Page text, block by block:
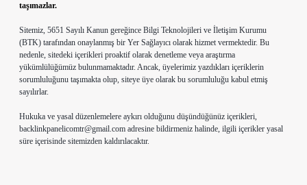
taşımazlar.
Sitemiz, 5651 Sayılı Kanun gereğince Bilgi Teknolojileri ve İletişim Kurumu
(BTK) tarafından onaylanmış bir Yer Sağlayıcı olarak hizmet vermektedir. Bu
nedenle, sitedeki içerikleri proaktif olarak denetleme veya araştırma
yükümlülüğümüz bulunmamaktadır. Ancak, üyelerimiz yazdıkları içeriklerin
sorumluluğunu taşımakta olup, siteye üye olarak bu sorumluluğu kabul etmiş
sayılırlar.
Hukuka ve yasal düzenlemelere aykırı olduğunu düşündüğünüz içerikleri,
backlinkpanelicomtr@gmail.com adresine bildirmeniz halinde, ilgili içerikler yasal
süre içerisinde sitemizden kaldırılacaktır.